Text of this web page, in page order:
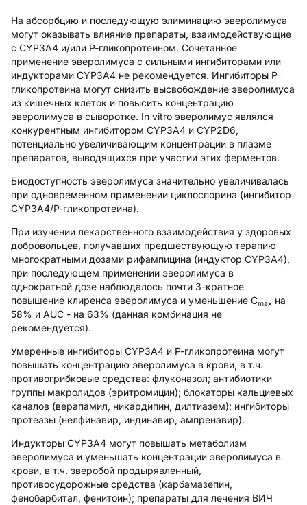
На абсорбцию и последующую элиминацию эверолимуса
могут оказывать влияние препараты, взаимодействующие
с CYP3A4 и/или Р-гликопротеином. Сочетанное
применение эверолимуса с сильными ингибиторами или
индукторами CYP3A4 не рекомендуется. Ингибиторы Р-
гликопротеина могут снизить высвобождение эверолимуса
из кишечных клеток и повысить концентрацию
эверолимуса в сыворотке. In vitro эверолимус являлся
конкурентным ингибитором CYP3A4 и CYP2D6,
потенциально увеличивающим концентрации в плазме
препаратов, выводящихся при участии этих ферментов.
Биодоступность эверолимуса значительно увеличивалась
при одновременном применении циклоспорина (ингибитор
CYP3A4/Р-гликопротеина).
При изучении лекарственного взаимодействия у здоровых
добровольцев, получавших предшествующую терапию
многократными дозами рифампицина (индуктор CYP3A4),
при последующем применении эверолимуса в
однократной дозе наблюдалось почти 3-кратное
повышение клиренса эверолимуса и уменьшение Сmax на
58% и AUC - на 63% (данная комбинация не
рекомендуется).
Умеренные ингибиторы CYP3A4 и Р-гликопротеина могут
повышать концентрацию эверолимуса в крови, в т.ч.
противогрибковые средства: флуконазол; антибиотики
группы макролидов (эритромицин); блокаторы кальциевых
каналов (верапамил, никардипин, дилтиазем); ингибиторы
протеазы (нелфинавир, индинавир, ампренавир).
Индукторы CYP3A4 могут повышать метаболизм
эверолимуса и уменьшать концентрации эверолимуса в
крови, в т.ч. зверобой продырявленный,
противосудорожные средства (карбамазепин,
фенобарбитал, фенитоин); препараты для лечения ВИЧ